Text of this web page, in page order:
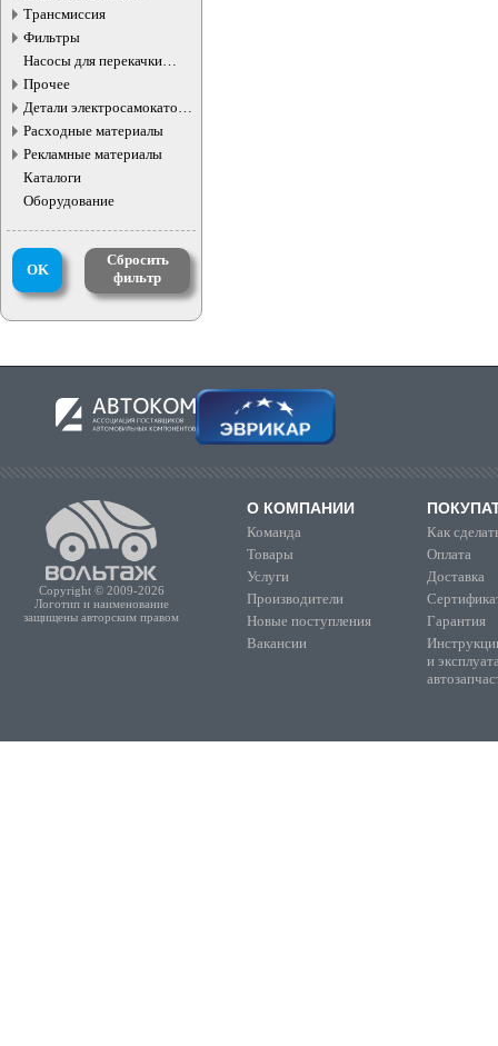
Трансмиссия
Фильтры
Насосы для перекачки
жидкостей
Прочее
Детали электросамокатов и
электротранспорта
Расходные материалы
Рекламные материалы
Каталоги
Оборудование
OK
Сбросить
фильтр
Copyright © 2009-2026
Логотип и наименование
защищены авторским правом
О КОМПАНИИ
Команда
Товары
Услуги
Производители
Новые поступления
Вакансии
Как
Оплата
Доставка
Гарантия
и